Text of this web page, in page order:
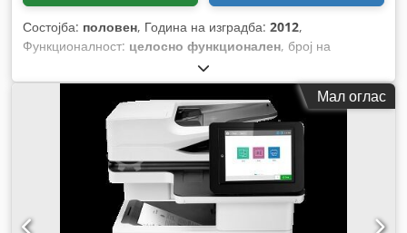
Состојба: половен, Година на изградба: 2012,
Функционалност: целосно функционален, број на
Мал оглас